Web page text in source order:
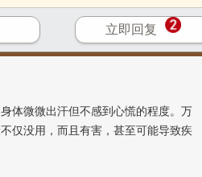
细胞是抵抗疾病的关键，而且每天的这
体微微出汗但不感到心慌的程度。万
仅没用，而且有害，甚至可能导致疾
立即回复